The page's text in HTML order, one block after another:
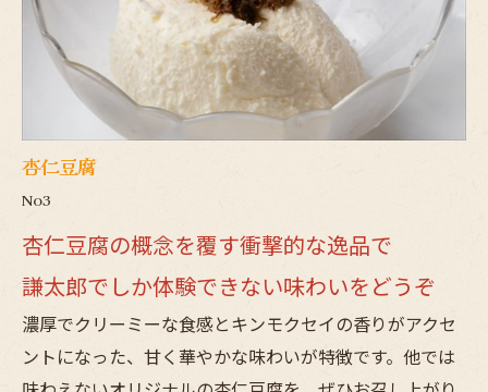
杏仁豆腐
No3
杏仁豆腐の概念を覆す衝撃的な逸品で
謙太郎でしか体験できない味わいをどうぞ
濃厚でクリーミーな食感とキンモクセイの香りがアクセ
ントになった、甘く華やかな味わいが特徴です。他では